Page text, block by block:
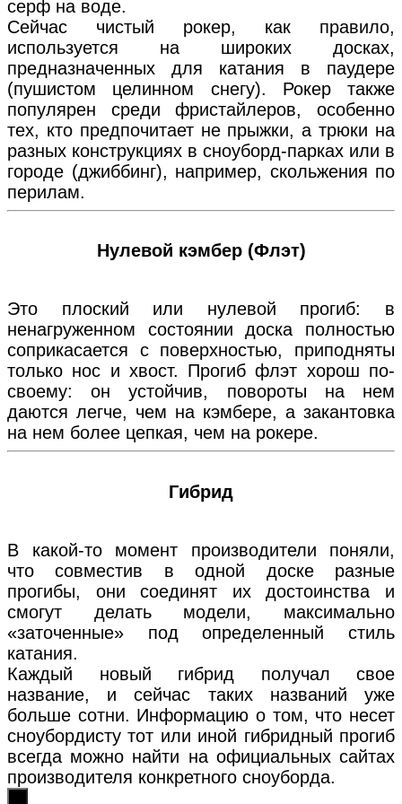
серф на воде.
Сейчас чистый рокер, как правило,
используется на широких досках,
предназначенных для катания в паудере
(пушистом целинном снегу). Рокер также
популярен среди фристайлеров, особенно
тех, кто предпочитает не прыжки, а трюки на
разных конструкциях в сноуборд-парках или в
городе (джиббинг), например, скольжения по
перилам.
Нулевой кэмбер (Флэт)
Это плоский или нулевой прогиб: в
ненагруженном состоянии доска полностью
соприкасается с поверхностью, приподняты
только нос и хвост. Прогиб флэт хорош по-
своему: он устойчив, повороты на нем
даются легче, чем на кэмбере, а закантовка
на нем более цепкая, чем на рокере.
Гибрид
В какой-то момент производители поняли,
что совместив в одной доске разные
прогибы, они соединят их достоинства и
смогут делать модели, максимально
«заточенные» под определенный стиль
катания.
Каждый новый гибрид получал свое
название, и сейчас таких названий уже
больше сотни. Информацию о том, что несет
сноубордисту тот или иной гибридный прогиб
всегда можно найти на официальных сайтах
производителя конкретного сноуборда.